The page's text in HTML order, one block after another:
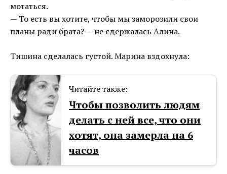
мотаться.
— То есть вы хотите, чтобы мы заморозили свои
планы ради брата? — не сдержалась Алина.
Тишина сделалась густой. Марина вздохнула:
Читайте также:
Чтобы позволить людям
делать с ней все, что они
хотят, она замерла на 6
часов